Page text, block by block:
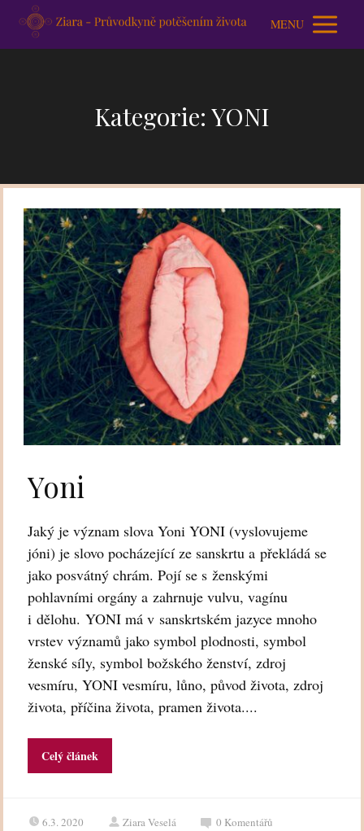
MENU
Kategorie: YONI
Yoni
Jaký je význam slova Yoni YONI (vyslovujeme
jóni) je slovo pocházející ze sanskrtu a překládá se
jako posvátný chrám. Pojí se s ženskými
pohlavními orgány a zahrnuje vulvu, vagínu
i dělohu. YONI má v sanskrtském jazyce mnoho
vrstev významů jako symbol plodnosti, symbol
ženské síly, symbol božského ženství, zdroj
vesmíru, YONI vesmíru, lůno, původ života, zdroj
života, příčina života, pramen života....
Celý článek
6.3. 2020 Ziara Veselá 0 Komentářů